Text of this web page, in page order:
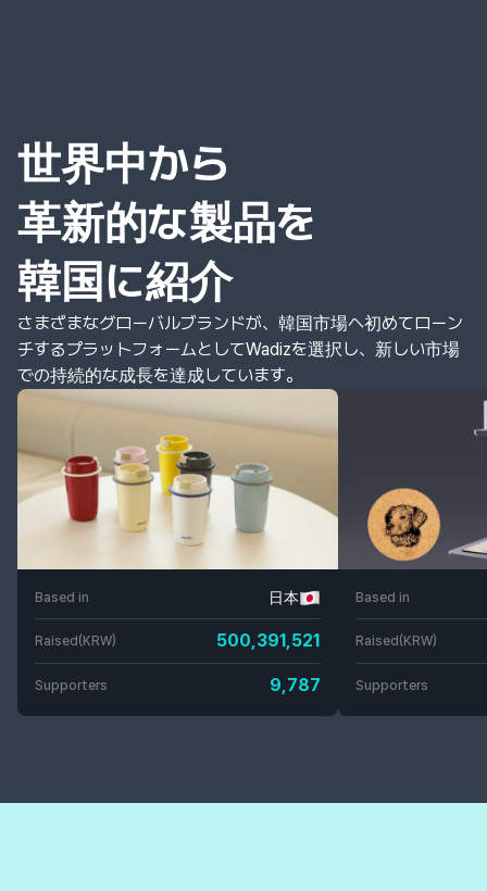
世界中から
革新的な製品を
韓国に紹介
さまざまなグローバルブランドが、韓国市場へ初めてローン
チするプラットフォームとしてWadizを選択し、新しい市場
での持続的な成長を達成しています。
Based in 日本
Raised(KRW) 500,391,521
Supporters 9,787
Based in
Raised(KRW)
Supporters